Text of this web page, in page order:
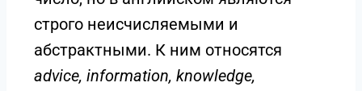
строго неисчисляемыми и
абстрактными. К ним относятся
advice, information, knowledge,